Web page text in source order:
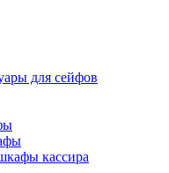
для сейфов
кассира